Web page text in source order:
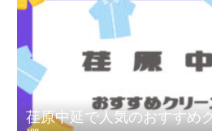
荏原中延で人気のおすすめ